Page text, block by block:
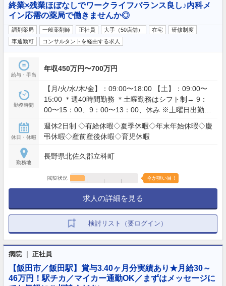
終業×残業ほぼなしでワークライフバランス良し♪内科メ
イン応需の薬局で働きませんか◎
調剤薬局 一般薬剤師 正社員 大手（50店舗） 在宅
研修制度
車通勤可
コンサルタントを経由する求人
給与・手当
年収450万円〜700万円
勤務時間
【月/火/水/木/金】：09:00〜18:00 【土】：09:00〜
15:00 ＊週40時間勤務 ＊土曜勤務はシフト制→ 9：
00〜15：00、9：00〜13：00、休み ※土曜日出勤時
休日・休暇
週休2日制 ◇有給休暇◇夏季休暇◇年末年始休暇◇慶
弔休暇◇産前産後休暇◇育児休暇
勤務地
長野県北佐久郡立科町
閲覧状況 今が狙い目！
求人の詳細を見る
検討リスト（要ログイン）
病院 ｜ 正社員
【飯田市／飯田駅】賞与3.40ヶ月分実績あり★月給30～
46万円！駅チカ／マイカー通勤OK／まずはメッセージに